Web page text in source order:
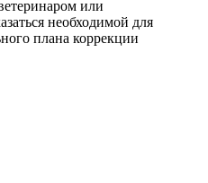
или
необходимой для
плана коррекции